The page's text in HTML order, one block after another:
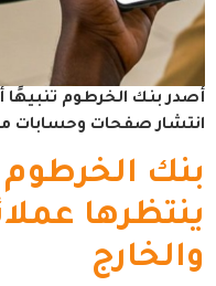
أصدر بنك الخرطوم تنبيهًا
انتشار صفحات وحسابات
بنك
ينتظرها
والخارج